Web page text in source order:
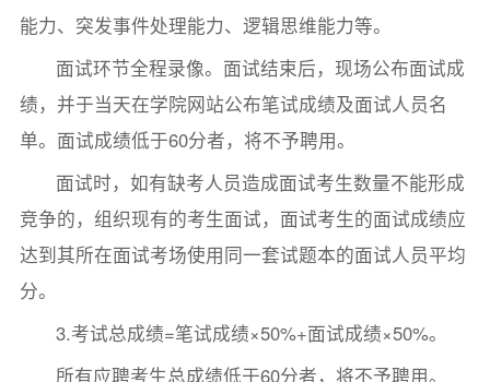
能力、突发事件处理能力、逻辑思维能力等。
面试环节全程录像。面试结束后，现场公布面试成
绩，并于当天在学院网站公布笔试成绩及面试人员名
单。面试成绩低于60分者，将不予聘用。
面试时，如有缺考人员造成面试考生数量不能形成
竞争的，组织现有的考生面试，面试考生的面试成绩应
达到其所在面试考场使用同一套试题本的面试人员平均
分。
3.考试总成绩=笔试成绩×50%+面试成绩×50%。
所有应聘考生总成绩低于60分者，将不予聘用。